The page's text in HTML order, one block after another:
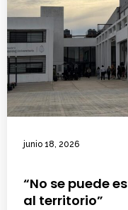
junio 18, 2026
“No se puede
al territorio”